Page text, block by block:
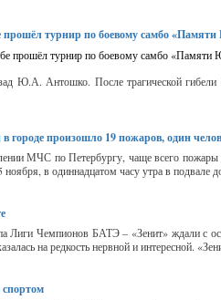
прошёл турнир по боевому самбо
Ю.А. Антошко. После трагической
городе произошло 19 пожаров, один
МЧС по Петербургу, чаще всего
ноября, в одиннадцатом часу утра в
Лиги Чемпионов БАТЭ – «Зенит» ждали с
на редкость нервной и интересной.
спортом